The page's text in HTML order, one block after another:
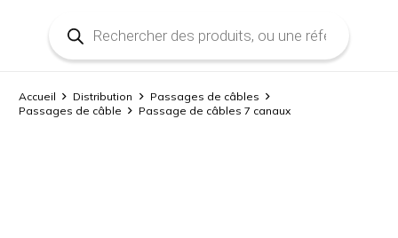
produits
Accueil Distribution
Passages de câbles
Passages de câble
Passage de câbles 7 canaux